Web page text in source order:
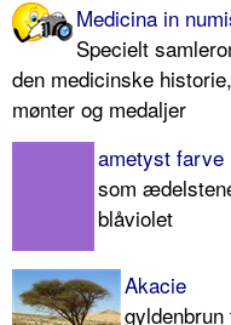
Medicina in
Specielt
den medicinske
mønter og medaljer
ametyst farve
som
blåviolet
Akacie